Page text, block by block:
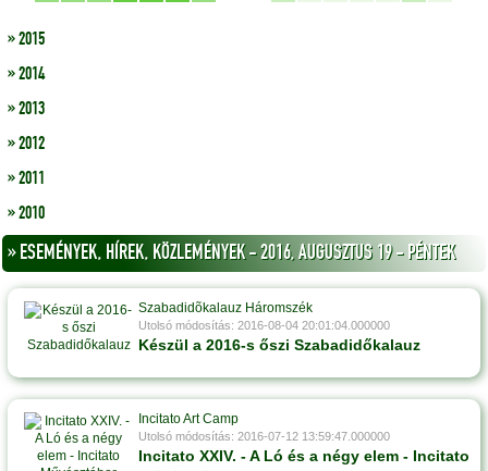
» 2015
» 2014
» 2013
» 2012
» 2011
» 2010
» ESEMÉNYEK, HÍREK, KÖZLEMÉNYEK - 2016, AUGUSZTUS 19 - PÉNTEK
Szabadidõkalauz Háromszék
Utolsó módosítás: 2016-08-04 20:01:04.000000
Készül a 2016-s őszi Szabadidőkalauz
Incitato Art Camp
Utolsó módosítás: 2016-07-12 13:59:47.000000
Incitato XXIV. - A Ló és a négy elem - Incitato